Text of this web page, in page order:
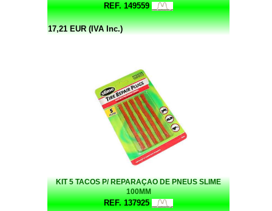
REF. 149559
17,21 EUR (IVA Inc.)
KIT 5 TACOS P/ REPARAÇAO DE PNEUS SLIME
100MM
REF. 137925